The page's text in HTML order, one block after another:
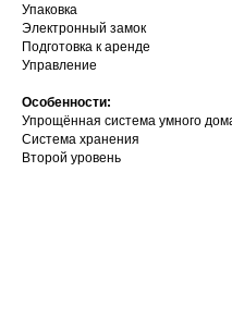
Упаковка
Электронный замок
Подготовка к аренде
Управление
Особенности:
Упрощённая система умного
Система хранения
Второй уровень